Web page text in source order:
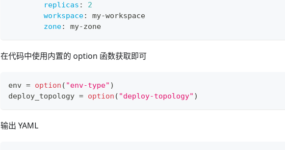
replicas :
2
workspace: my-workspace
zone: my-zone
在代码中使用内置的 option 函数获取即可
env = option ( "env-type" )
deploy_topology = option ( "deploy-topology" )
输出 YAML